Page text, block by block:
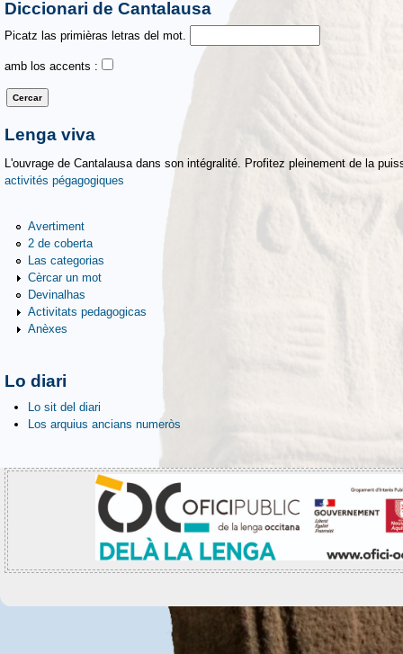
Diccionari de Cantalausa
Picatz las primièras letras del mot.
amb los accents :
Lenga viva
L'ouvrage de Cantalausa dans son intégralité. Profitez pleinement de la
activités pégagogiques
Avertiment
2 de coberta
Las categorias
Cèrcar un mot
Devinalhas
Activitats pedagogicas
Anèxes
Lo diari
Lo sit del diari
Los arquius ancians numeròs